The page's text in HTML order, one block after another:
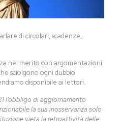
di circolari, scadenze,
nel merito con argomentazioni
sciolgono ogni dubbio
disponibile ai lettori.
l’obbligo di aggiornamento
la sua inosservanza solo
vieta la retroattività delle